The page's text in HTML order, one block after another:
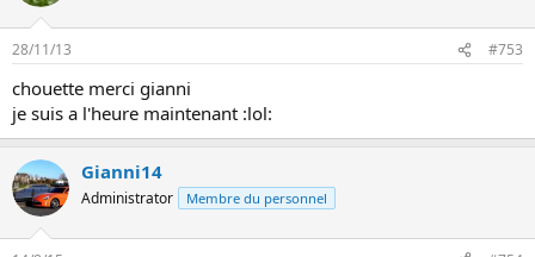
28/11/13 #753
chouette merci gianni
je suis a l'heure maintenant :lol:
Gianni14
Administrator Membre du personnel